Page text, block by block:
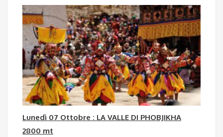
Lunedì 07 Ottobre : LA VALLE DI PHOBJIKHA
2800 mt